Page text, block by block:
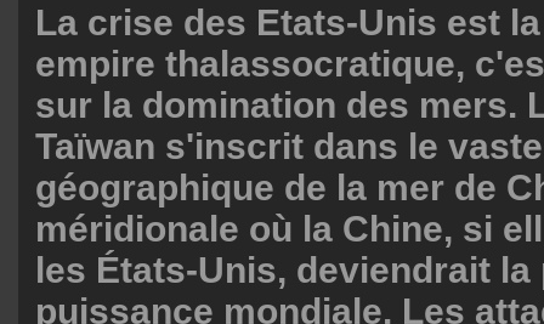
La crise des Etats-Unis est
empire thalassocratique,
sur la domination des mers.
Taïwan s'inscrit dans le
géographique de la mer de
méridionale où la Chine, si
les États-Unis, deviendrait la
puissance mondiale. Les